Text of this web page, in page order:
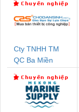
Cty TNHH TM
QC Ba Miền